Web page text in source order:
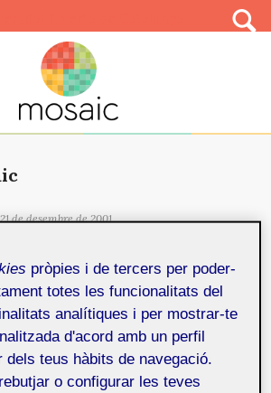
21 de desembre de 2001
comenta las distintas fases por las
animación en el Departamento de
Desde la fase de escaneado hasta
Avid, nos explica cuál es el perfil
que intervienen en cada
Al mismo tiempo analiza la
3D y su situación dentro de...
pròpies i de tercers per poder-
totes les funcionalitats del
analítiques i per mostrar-te
d'acord amb un perfil
dels teus hàbits de navegació.
o configurar les teves